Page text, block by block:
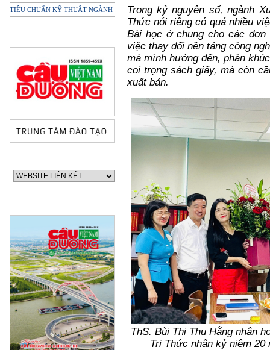
TIÊU CHUẨN KỸ THUẬT NGÀNH
Trong kỷ nguyên số, ngành
Thức nói riêng có quá nhiều
Bài học ở chung cho các
việc thay đổi nền tảng công
mà mình hướng đến, phân
coi trọng sách giấy, mà còn
xuất bản.
ThS. Bùi Thị Thu Hằng nhận
Tri Thức nhân kỷ niệm 20
60 NĂM ĐIỆN BIÊN PHỦ
70 NĂM GTVT VIỆT
2015)